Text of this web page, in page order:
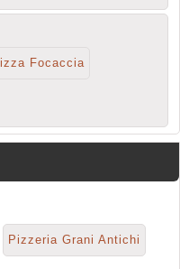
Focaccia
Pizzeria Grani Antichi